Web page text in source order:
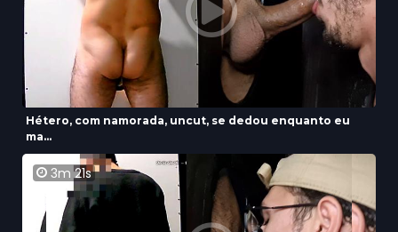
Hétero, com namorada, uncut, se dedou enquanto eu
ma...
3m 21s